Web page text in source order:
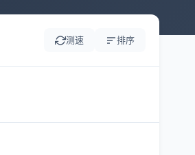
测速 排序